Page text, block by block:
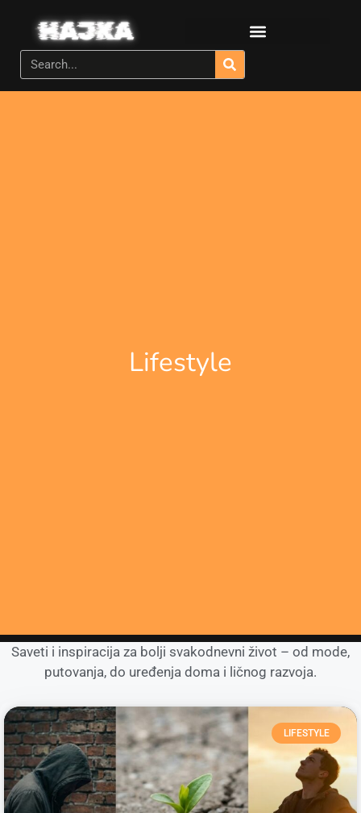
Lifestyle
Saveti i inspiracija za bolji svakodnevni život – od mode,
putovanja, do uređenja doma i ličnog razvoja.
LIFESTYLE